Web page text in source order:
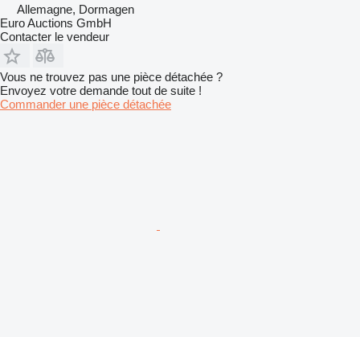
Allemagne, Dormagen
Euro Auctions GmbH
Contacter le vendeur
Vous ne trouvez pas une pièce détachée ?
Envoyez votre demande tout de suite !
Commander une pièce détachée